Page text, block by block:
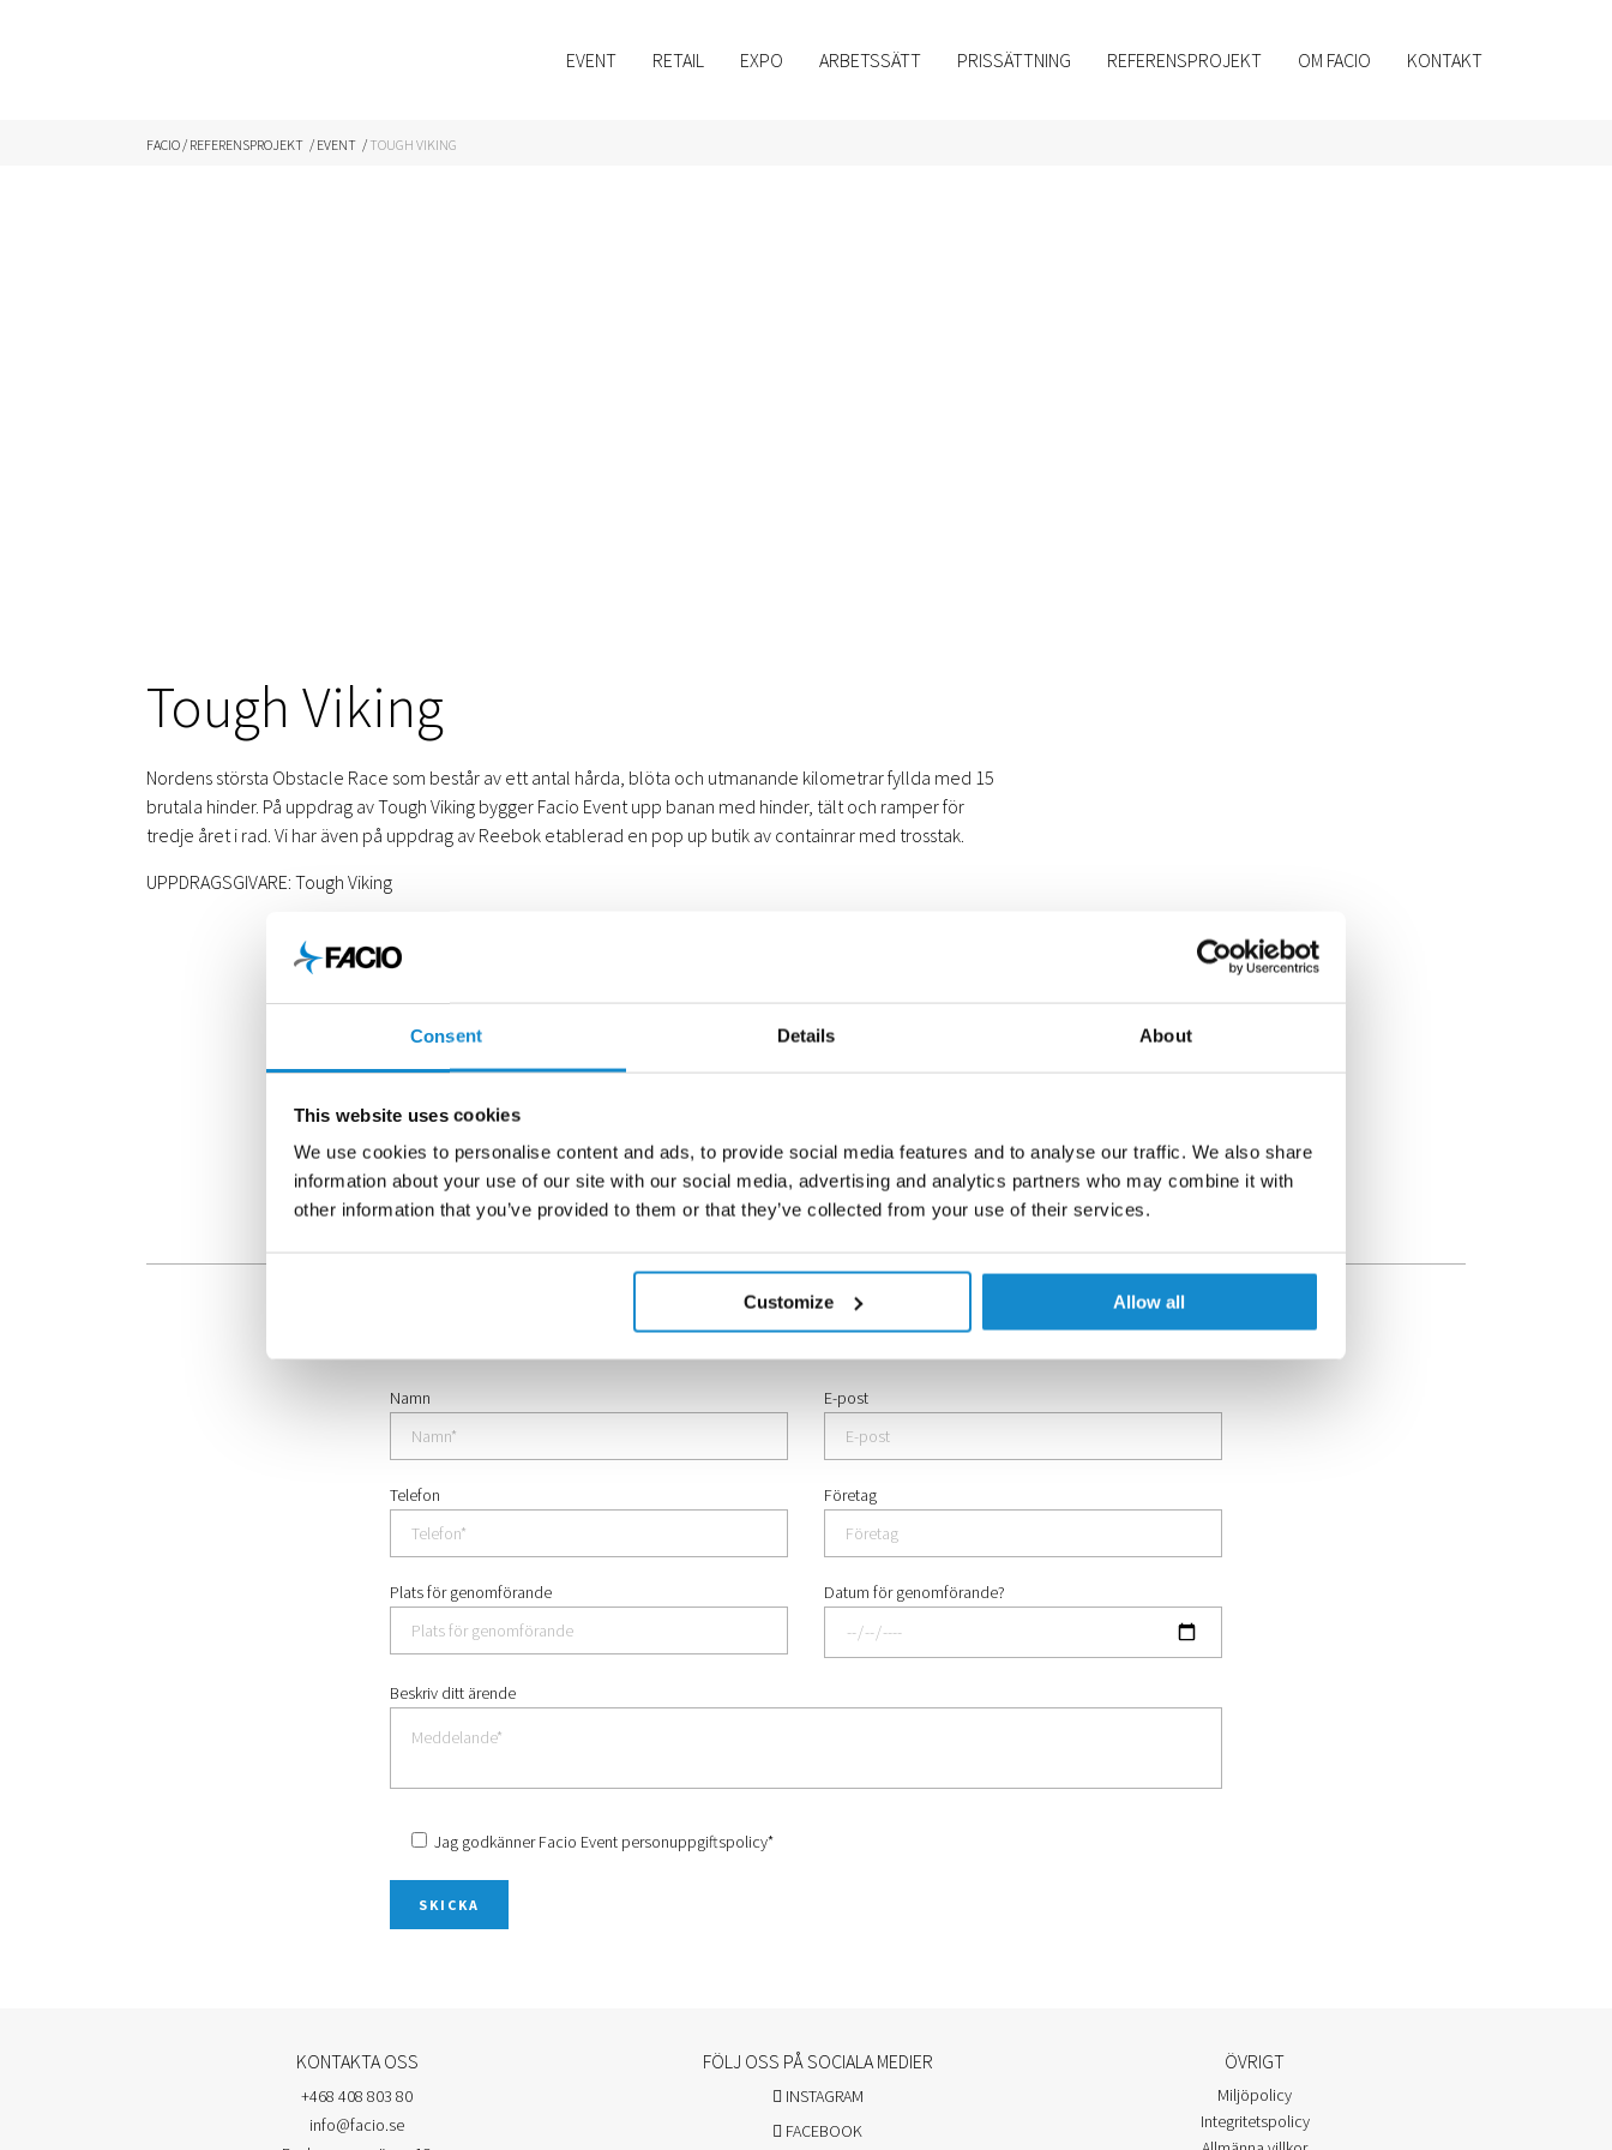
Consent Details About
This website uses cookies
We use cookies to personalise content and ads, to provide social media features and to analyse our traffic. We also share
information about your use of our site with our social media, advertising and analytics partners who may combine it with
other information that you’ve provided to them or that they’ve collected from your use of their services.
Customize Allow all
EVENT RETAIL EXPO ARBETSSÄTT PRISSÄTTNING REFERENSPROJEKT OM FACIO KONTAKT
FACIO/ REFERENSPROJEKT / EVENT / TOUGH VIKING
Tough Viking
Nordens största Obstacle Race som består av ett antal hårda, blöta och utmanande kilometrar fyllda med 15
brutala hinder. På uppdrag av Tough Viking bygger Facio Event upp banan med hinder, tält och ramper för
tredje året i rad. Vi har även på uppdrag av Reebok etablerad en pop up butik av containrar med trosstak.
UPPDRAGSGIVARE: Tough Viking
Namn E-post
Telefon Företag
Plats för genomförande Datum för genomförande?
Beskriv ditt ärende
Jag godkänner Facio Event personuppgiftspolicy*
KONTAKTA OSS
+468 408 803 80
info@facio.se
FÖLJ OSS PÅ SOCIALA MEDIER
INSTAGRAM
FACEBOOK
ÖVRIGT
Miljöpolicy
Integritetspolicy